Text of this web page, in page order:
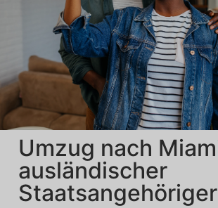
Umzug nach
ausländischer
Staatsangehöriger